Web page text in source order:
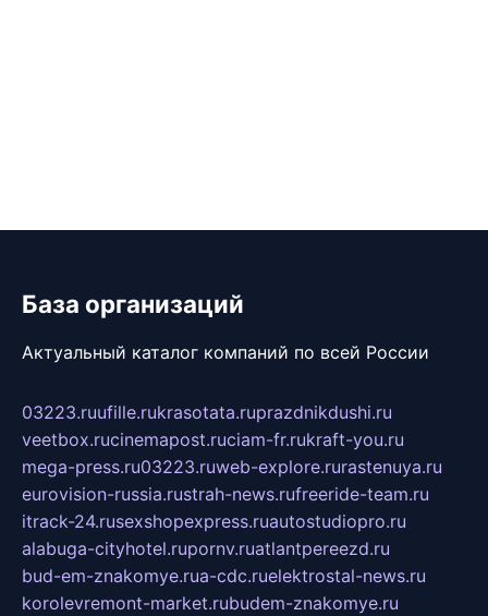
База организаций
Актуальный каталог компаний по всей России
03223.ruufille.rukrasotata.ruprazdnikdushi.ru
veetbox.rucinemapost.ruciam-fr.rukraft-you.ru
mega-press.ru03223.ruweb-explore.rurastenuya.ru
eurovision-russia.rustrah-news.rufreeride-team.ru
itrack-24.rusexshopexpress.ruautostudiopro.ru
alabuga-cityhotel.rupornv.ruatlantpereezd.ru
bud-em-znakomye.rua-cdc.ruelektrostal-news.ru
korolevremont-market.rubudem-znakomye.ru